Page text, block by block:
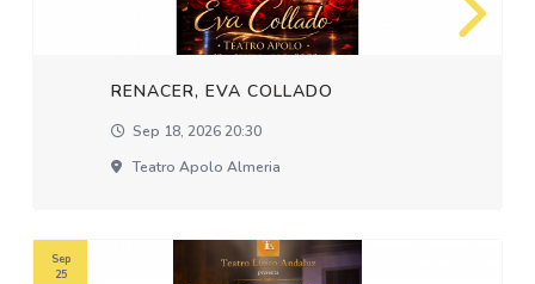
RENACER, EVA COLLADO
Sep 18, 2026 20:30
Teatro Apolo Almeria
Sep
25